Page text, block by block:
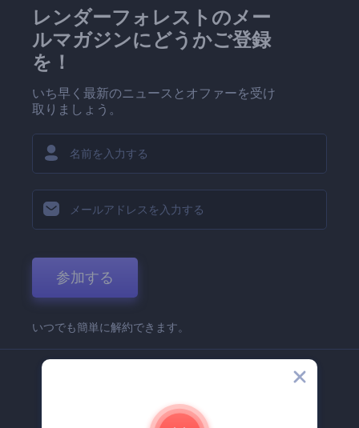
レンダーフォレストのメー
ルマガジンにどうかご登録
を！
いち早く最新のニュースとオファーを受け
取りましょう。
参加する
いつでも簡単に解約できます。
Renderforest 企業情報